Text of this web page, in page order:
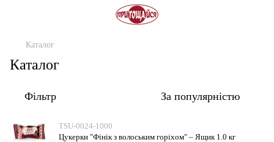
Каталог
Каталог
Фільтр За популярністю
TSU-0024-1000
Цукерки "Фінік з волоським горiхом" – Ящик 1.0 кг